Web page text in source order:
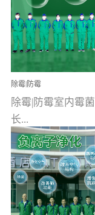
文明的进步，创造
多彩的家居产品
调，但也带来了
首的室内...
除霉|防霉
除霉|防霉室内霉
长...
受温度、湿度、
分、通风四个条
温暖潮湿、营养